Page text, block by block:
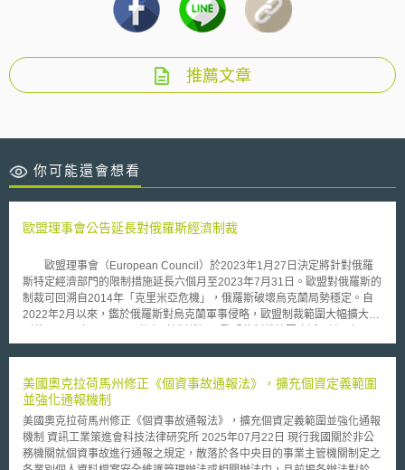
推薦文章
你可能還會想看
歐盟理事會公告延長對俄羅斯經濟制裁
歐盟理事會（European Council）於2023年1月27日決定將針對俄羅
斯特定經濟部門的限制措施延長六個月至2023年7月31日。歐盟對俄羅斯的
制裁可回溯自2014年「克里米亞危機」，俄羅斯破壞烏克蘭局勢穩定。自
2022年2月以來，鑑於俄羅斯對烏克蘭軍事侵略，歐盟制裁範圍大幅擴大
不同領域的措施： （1）貿易層面：對技術和軍民兩用貨品（dual-use
制。 （2）能源層面：禁止向俄羅斯購買原油及特定石油產品；或透過
第三國將原油及特定石油產品從俄羅斯進口或移轉到歐盟境內。 （3）
金融層面：將俄羅斯銀行踢出「環球銀行金融電信協會」（SWIFT）支付系
統，以及限制提供給俄羅斯的金融服務（如存款、信託、信評等）。
（4）資訊層面：終止透過假消息（disinformation）支持克里姆林宮的廣播
活動和廣播許可證。 歐盟自2022年2月24日以來，針對俄羅斯全面入
美國奧克拉荷馬州修正《個資事故通報法》，擴充個資定義範圍
並強化通報機制
美國奧克拉荷馬州修正《個資事故通報法》，擴充個資定義範圍並強化通報
機制 資訊工業策進會科技法律研究所 2025年07月22日 現行我國關於非公
務機關就個資事故進行通報之規定，散落於各中央目的事業主管機關制定之